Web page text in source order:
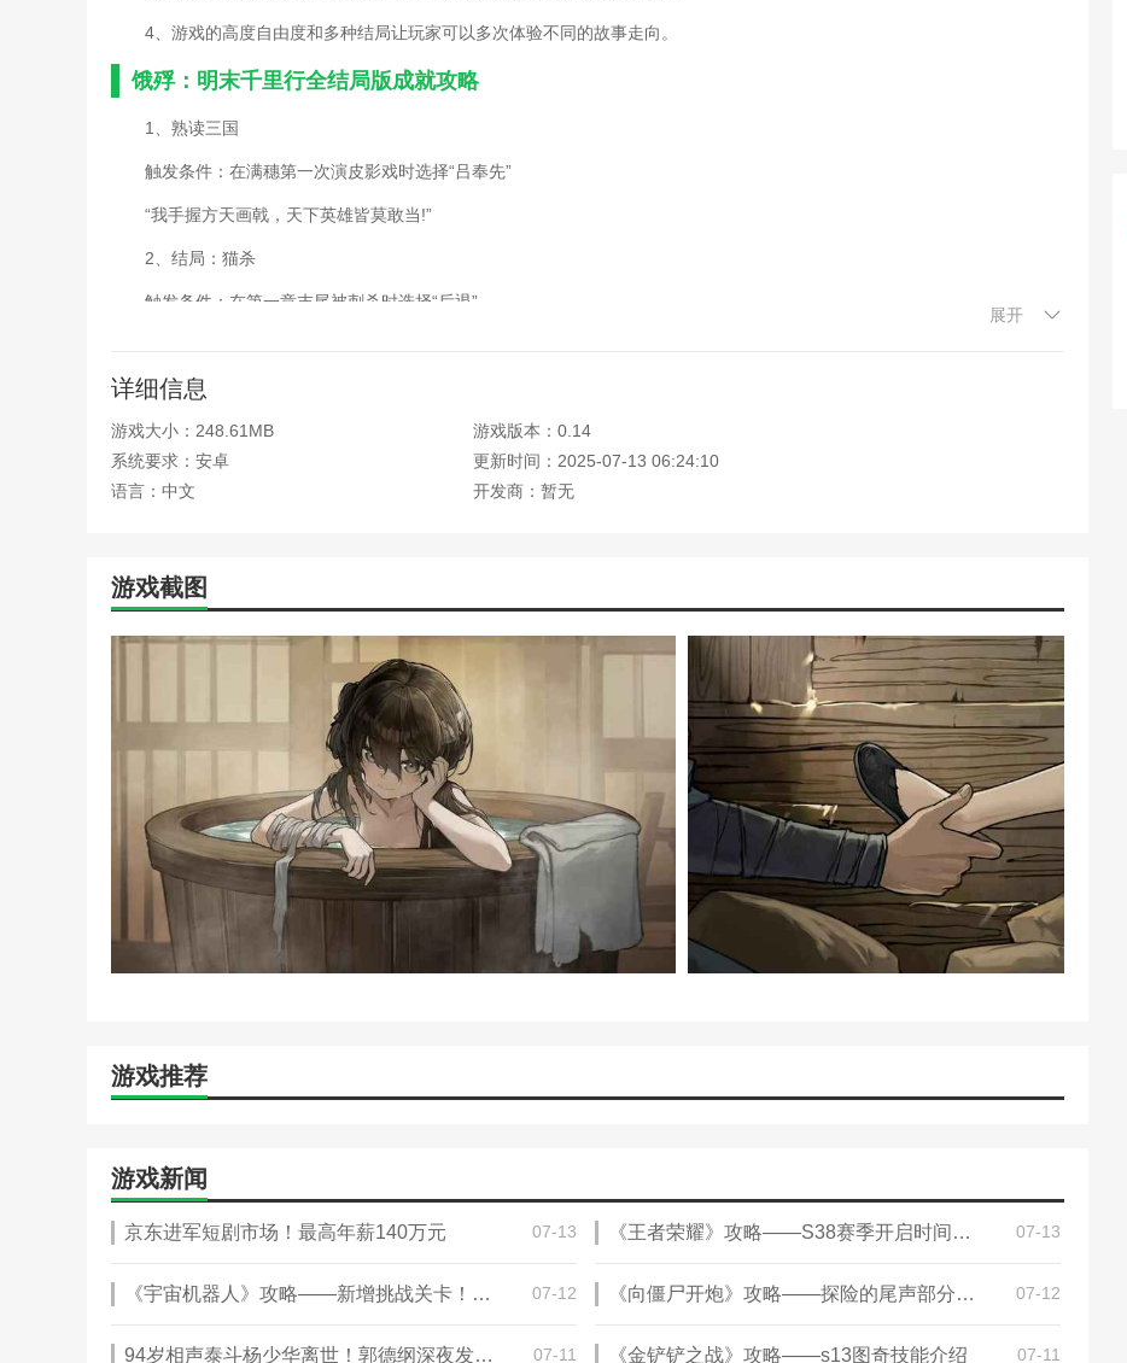
4、游戏的高度自由度和多种结局让玩家可以多次体验不同的故事走向。
饿殍：明末千里行全结局版成就攻略
1、熟读三国
触发条件：在满穗第一次演皮影戏时选择“吕奉先”
“我手握方天画戟，天下英雄皆莫敢当!”
2、结局：猫杀
触发条件：在第一章末尾被刺杀时选择“后退”
3、深思熟虑
触发条件：第六章在水沟村拒绝村民的请求
“乱世之中，做什么都要小心谨慎”
“三思而后行”
5、结局：相残
触发条件：在第九章选择相信舌头
“逢人只说三分话，未可全抛一片心”
触发条件：在第十二章碰见闯王军队时“全力逃跑”
“我倒在地上，倒在被我的鲜血染红的树叶堆里”
7、横冲直闯
触发条件：在第一章选择“直接接下这个活”
触发条件：经历满穗的所有回忆
9、结局：不见
10、结局：无言
触发条件：在十四章结尾选择“不后悔”，在十五章选择“不给钱”
展开
详细信息
游戏大小：248.61MB
游戏版本：0.14
系统要求：安卓
更新时间：2025-07-13 06:24:10
语言：中文
开发商：暂无
游戏截图
游戏推荐
游戏新闻
京东进军短剧市场！最高年薪140万元 07-13 《王者荣耀》攻略——S38赛季开启时间介绍 07-13
《宇宙机器人》攻略——新增挑战关卡！《最终幻想》攻略——角色正式加入 07-12 《向僵尸开炮》攻略——探险的尾声部分答案分享 07-12
94岁相声泰斗杨少华离世！郭德纲深夜发文悼念 07-11 《金铲铲之战》攻略——s13图奇技能介绍 07-11